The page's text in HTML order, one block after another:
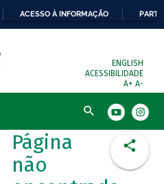
ACESSO À INFORMAÇÃO
ENGLISH
ACESSIBILIDADE
A+ A-
Busca
Página
não